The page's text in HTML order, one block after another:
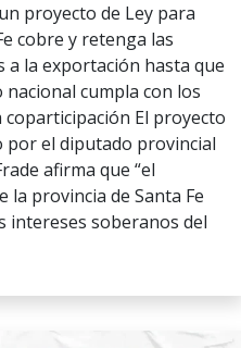
proyecto de Ley para
cobre y retenga las
a la exportación hasta que
cumpla con los
coparticipación El proyecto
por el diputado provincial
afirma que “el
la provincia de Santa Fe
intereses soberanos del